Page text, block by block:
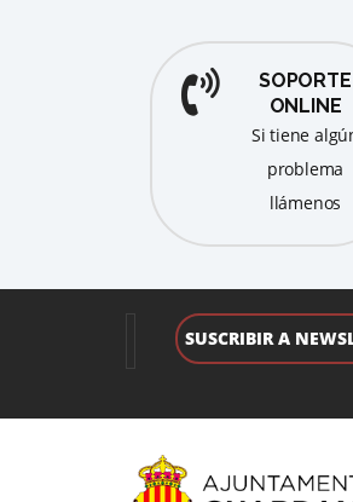
SOPORTE
ONLINE
Si tiene algún
problema
llámenos